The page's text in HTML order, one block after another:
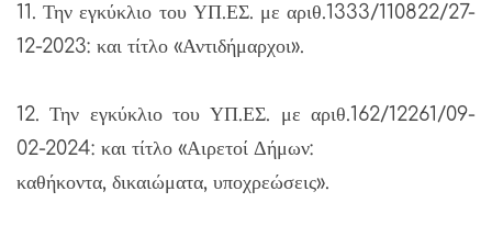
11. Την εγκύκλιο του ΥΠ.ΕΣ. με αριθ.1333/110822/27-
12-2023: και τίτλο «Αντιδήμαρχοι».
12. Την εγκύκλιο του ΥΠ.ΕΣ. με αριθ.162/12261/09-
02-2024: και τίτλο «Αιρετοί Δήμων:
καθήκοντα, δικαιώματα, υποχρεώσεις».